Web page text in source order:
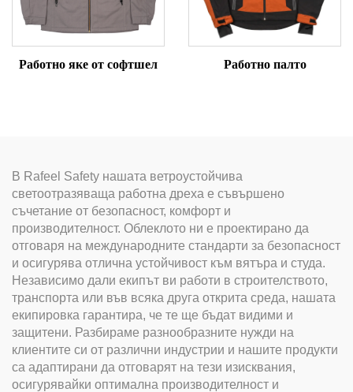
Работно яке от софтшел Работно палто
В Rafeel Safety нашата ветроустойчива
светоотразяваща работна дреха е съвършено
съчетание от безопасност, комфорт и
производителност. Облеклото ни е проектирано да
отговаря на международните стандарти за безопасност
и осигурява отлична устойчивост към вятъра и студа.
Независимо дали екипът ви работи в строителството,
транспорта или във всяка друга открита среда, нашата
екипировка гарантира, че те ще бъдат видими и
защитени. Разбираме разнообразните нужди на
клиентите си от различни индустрии и нашите продукти
са адаптирани да отговарят на тези изисквания,
осигурявайки оптимална производителност и